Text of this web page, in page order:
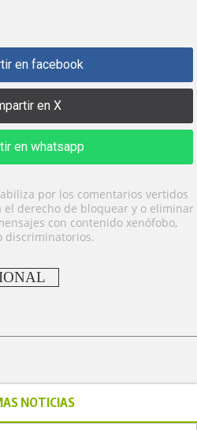
en facebook
en X
en whatsapp
por los comentarios vertidos
el derecho de bloquear y o eliminar
con contenido xenófobo,
discriminatorios.
NOTICIAS